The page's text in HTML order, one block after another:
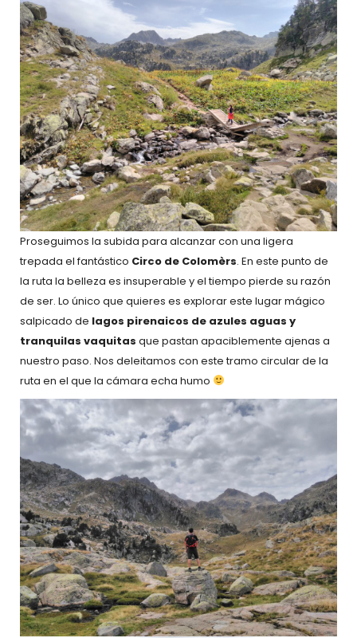
Proseguimos la subida para alcanzar con una ligera
trepada el fantástico Circo de Colomèrs. En este punto de
la ruta la belleza es insuperable y el tiempo pierde su razón
de ser. Lo único que quieres es explorar este lugar mágico
salpicado de lagos pirenaicos de azules aguas y
tranquilas vaquitas que pastan apaciblemente ajenas a
nuestro paso. Nos deleitamos con este tramo circular de la
ruta en el que la cámara echa humo